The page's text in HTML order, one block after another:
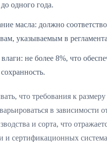
одного года.
масла: должно
указываемым в
не более 8%, что
что требования к размеру
в зависимости
и сорта, что
и сертификационных